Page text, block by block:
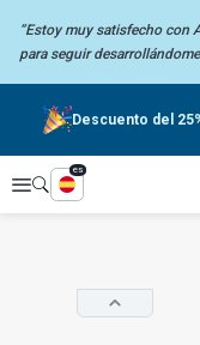
“Estoy muy satisfecho con
para seguir
Descuento del
Explorar
es